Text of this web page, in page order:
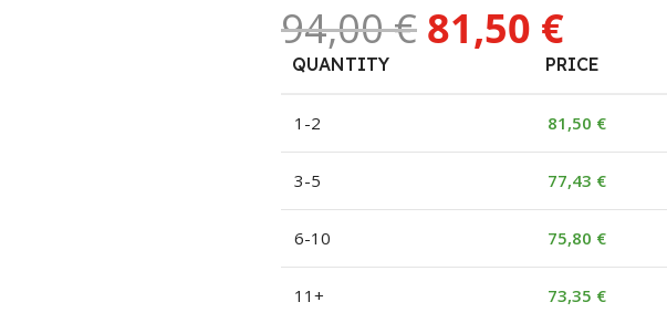
94,00€ 81,50 €
QUANTITY PRICE
1-2 81,50 €
3-5 77,43 €
6-10 75,80 €
11+ 73,35 €